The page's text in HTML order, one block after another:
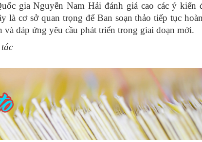
gia Nguyễn Nam Hải đánh giá cao các ý kiến
là cơ sở quan trọng để Ban soạn thảo tiếp tục
đáp ứng yêu cầu phát triển trong giai đoạn mới.